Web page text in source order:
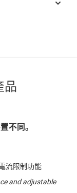
品
不同。
流限制功能
and adjustable